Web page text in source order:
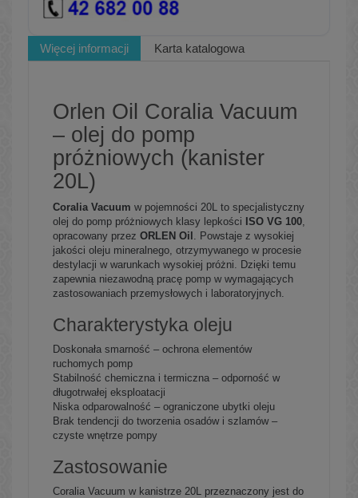
Więcej informacji Karta katalogowa
Orlen Oil Coralia Vacuum
– olej do pomp
próżniowych (kanister
20L)
Coralia Vacuum w pojemności 20L to specjalistyczny
olej do pomp próżniowych klasy lepkości ISO VG 100
opracowany przez ORLEN Oil . Powstaje z wysokiej
jakości oleju mineralnego, otrzymywanego w procesie
destylacji w warunkach wysokiej próżni. Dzięki temu
zapewnia niezawodną pracę pomp w wymagających
zastosowaniach przemysłowych i laboratoryjnych.
Charakterystyka oleju
Doskonała smarność – ochrona elementów
ruchomych pomp
Stabilność chemiczna i termiczna – odporność w
długotrwałej eksploatacji
Niska odparowalność – ograniczone ubytki oleju
Brak tendencji do tworzenia osadów i szlamów –
czyste wnętrze pompy
Zastosowanie
Coralia Vacuum w kanistrze 20L przeznaczony jest do